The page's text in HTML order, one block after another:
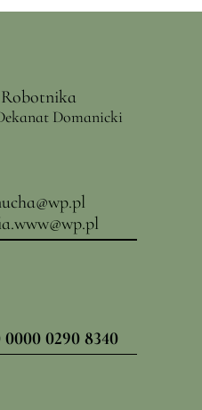
Domanicki
wp.pl
0000 0290 8340